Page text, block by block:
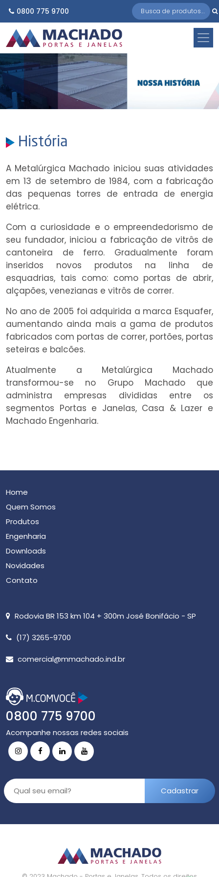
0800 775 9700
História
A Metalúrgica Machado iniciou suas atividades
em 13 de setembro de 1984, com a fabricação
das pequenas torres de entrada de energia
elétrica.
Com a curiosidade e o empreendedorismo de
seu fundador, iniciou a fabricação de vitrôs de
cantoneira de ferro. Gradualmente foram
inseridos novos produtos na linha de
esquadrias, tais como: como portas de abrir,
alçapões, venezianas e vitrôs de correr.
No ano de 2005 foi adquirida a marca Esquafer,
aumentando ainda mais a gama de produtos
fabricados com portas de correr, portões, portas
seteiras e balcões.
Atualmente a Metalúrgica Machado
transformou-se no Grupo Machado que
administra empresas divididas entre os
segmentos Portas e Janelas, Casa & Lazer e
Machado Engenharia.
Home
Quem Somos
Produtos
Engenharia
Downloads
Novidades
Contato
Rodovia BR 153 km 104 + 300m José Bonifácio - SP
(17) 3265-9700
comercial@mmachado.ind.br
0800 775 9700
Acompanhe nossas redes sociais